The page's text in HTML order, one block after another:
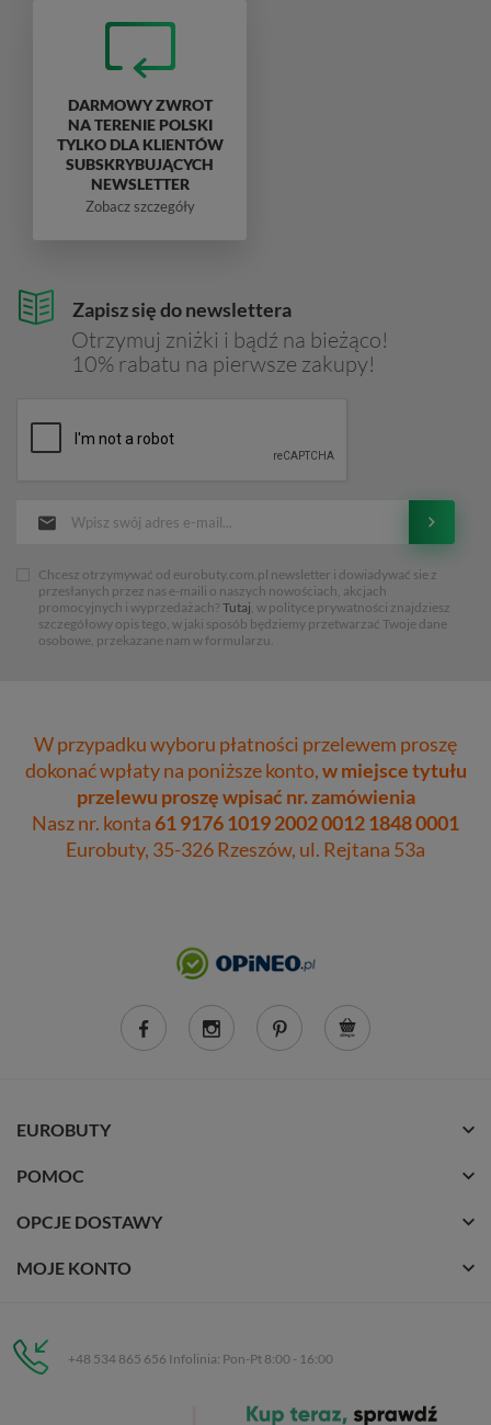
Zapisz się do newslettera
Otrzymuj zniżki i bądź na bieżąco!
10% rabatu na pierwsze zakupy!
Chcesz otrzymywać od eurobuty.com.pl newsletter i dowiadywać sie z
przesłanych przez nas e-maili o naszych nowościach, akcjach
promocyjnych i wyprzedażach? Tutaj, w polityce prywatności znajdziesz
szczegółowy opis tego, w jaki sposób będziemy przetwarzać Twoje dane
osobowe, przekazane nam w formularzu.
DARMOWY ZWROT
NA TERENIE POLSKI
TYLKO DLA KLIENTÓW
SUBSKRYBUJĄCYCH
NEWSLETTER
Zobacz szczegóły
W przypadku wyboru płatności przelewem proszę
dokonać wpłaty na poniższe konto,w miejsce tytułu
przelewu proszę wpisać nr. zamówienia
Nasz nr. konta61 9176 1019 2002 0012 1848 0001
Eurobuty, 35-326 Rzeszów, ul. Rejtana 53a
EUROBUTY
POMOC
OPCJE DOSTAWY
MOJE KONTO
+48 534 865 656 Infolinia: Pon-Pt 8:00 - 16:00